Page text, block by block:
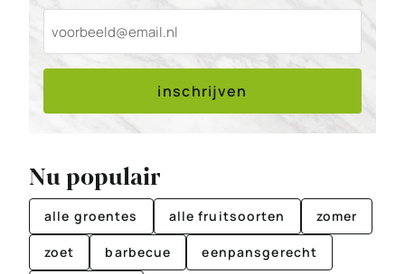
inschrijven
Nu populair
alle groentes alle fruitsoorten zomer
zoet barbecue eenpansgerecht